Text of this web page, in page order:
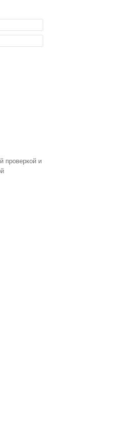
проверкой и